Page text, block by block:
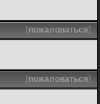
[пожаловаться]
[пожаловаться]